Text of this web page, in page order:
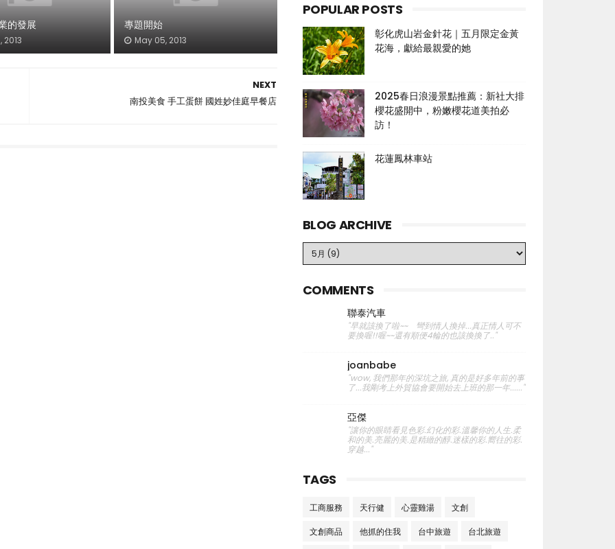
的發展
2013
專題開始
May 05, 2013
NEXT
南投美食 手工蛋餅 國姓妙佳庭早餐店
POPULAR POSTS
彰化虎山岩金針花｜五月限定金黃
花海，獻給最親愛的她
2025春日浪漫景點推薦：新社大排
櫻花盛開中，粉嫩櫻花道美拍必
訪！
花蓮鳳林車站
BLOG ARCHIVE
COMMENTS
聯泰汽車
"早就該換了啦~~ 彎到情人換掉...真正情人可不
要換喔!!喔~~還有順便4輪的也該換換了.."
joanbabe
"wow, 我們那年的深坑之旅, 真的是好多年前的事
了...我剛考上外貿協會要開始去上班的那一年......"
亞傑
"讓你的眼睛看見色彩.幻化的彩.溫馨你的人生.柔
和的美.亮麗的美.是精緻的醇.迷樣的彩.嚮往的彩.
穿越..."
TAGS
工商服務 天行健 心靈雞湯 文創
文創商品 他抓的住我 台中旅遊 台北旅遊